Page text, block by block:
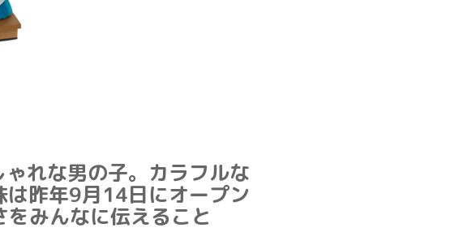
れな男の子。カラフルな
昨年9月14日にオープン
みんなに伝えること